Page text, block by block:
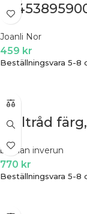
Joanli Nor
459 kr
Beställningsvara 5-8
Ståltråd
bastian inverun
770 kr
Beställningsvara 5-8